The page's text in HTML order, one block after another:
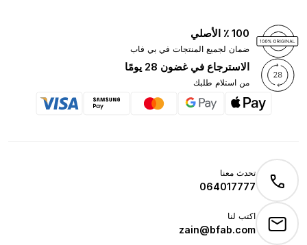
100 ٪ الأصلي
ضمان لجميع المنتجات في بي فاب
الاسترجاع في غضون 28 يومًا
من استلام طلبك
تحدث معنا
064017777
اكتب لنا
zain@bfab.com